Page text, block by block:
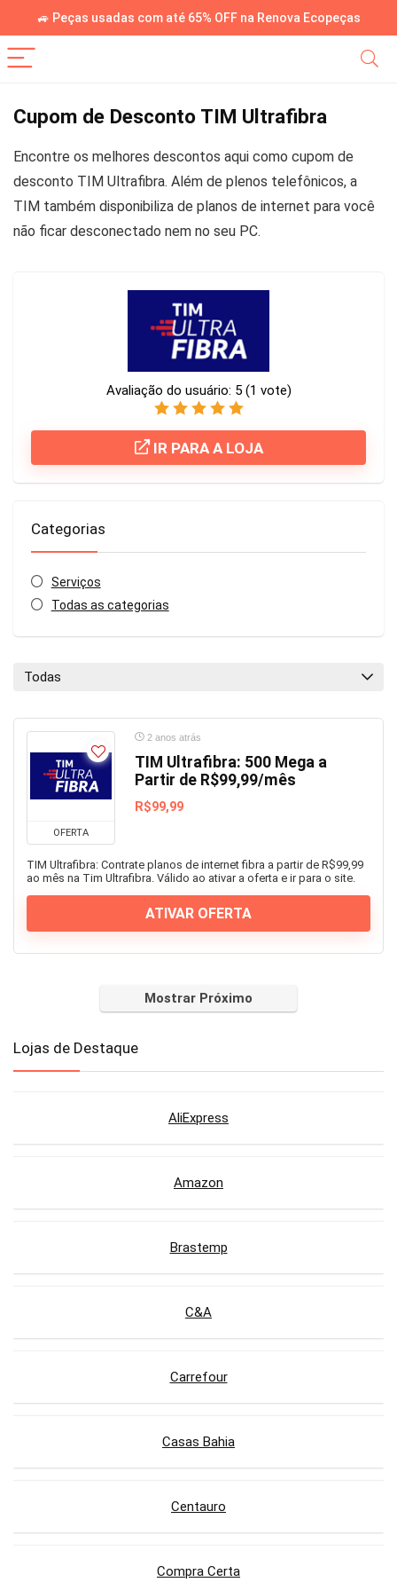
🚙 Peças usadas com até 65% OFF na Renova Ecopeças
Cupom de Desconto TIM Ultrafibra
Encontre os melhores descontos aqui como cupom de
desconto TIM Ultrafibra. Além de plenos telefônicos, a
TIM também disponibiliza de planos de internet para você
não ficar desconectado nem no seu PC.
Avaliação do usuário: 5 (1 vote)
IR PARA A LOJA
Categorias
Serviços
Todas as categorias
Todas
OFERTA
2 anos atrás
TIM Ultrafibra: 500 Mega a
Partir de R$99,99/mês
R$99,99
TIM Ultrafibra: Contrate planos de internet fibra a partir de R$99,99
ao mês na Tim Ultrafibra. Válido ao ativar a oferta e ir para o site.
ATIVAR OFERTA
Mostrar Próximo
Lojas de Destaque
AliExpress
Amazon
Brastemp
C&A
Carrefour
Casas Bahia
Centauro
Compra Certa